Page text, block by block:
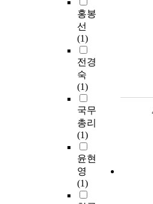
홍봉
선
(1)
전경
숙
(1)
국무
총리
(1)
윤현
영
(1)